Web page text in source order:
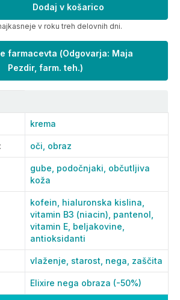
Dodaj v košarico
v roku treh delovnih dni.
farmacevta (Odgovarja: Maja
Pezdir, farm. teh.)
krema
: oči, obraz
gube, podočnjaki, občutljiva
koža
kofein, hialuronska kislina,
vitamin B3 (niacin), pantenol,
vitamin E, beljakovine,
antioksidanti
vlaženje, starost, nega, zaščita
Elixire nega obraza (-50%)